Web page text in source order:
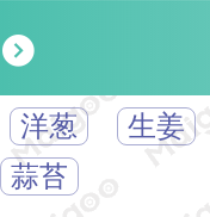
洋葱
生姜
蒜苔